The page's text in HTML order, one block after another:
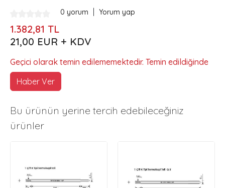
0 yorum Yorum yap
21,00 EUR + KDV
1.382,81 TL
Geçici olarak temin edilememektedir. Temin edildiğinde
Haber Ver
Bu ürünün yerine tercih edebileceğiniz
ürünler